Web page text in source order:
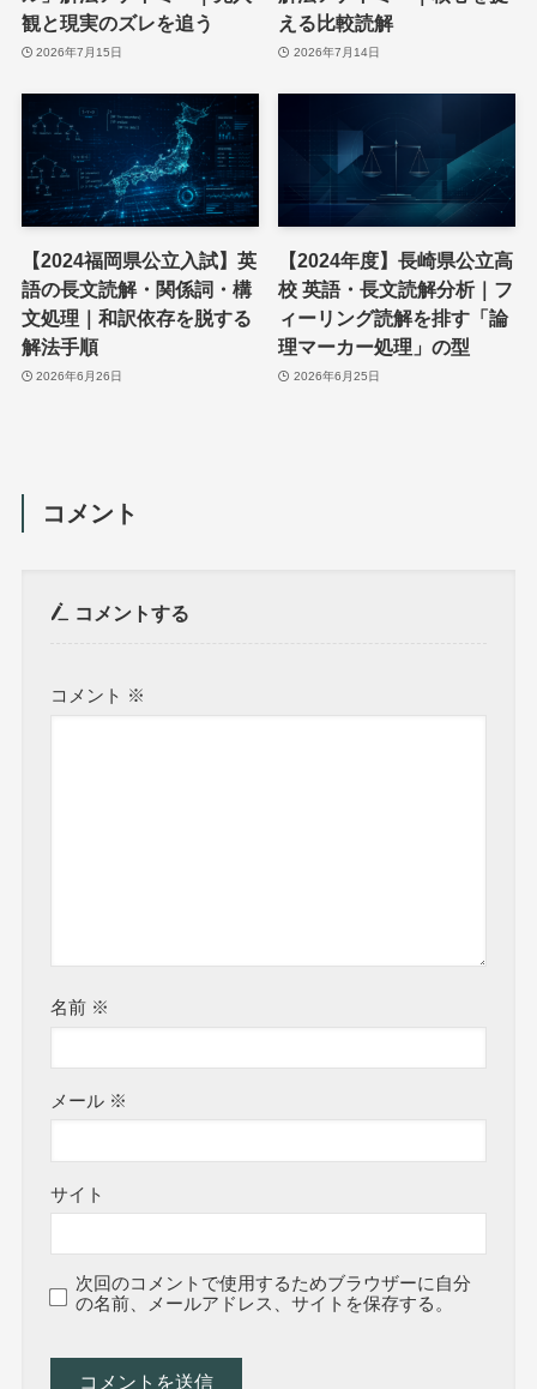
観と現実のズレを追う
2026年7月15日
える比較読解
2026年7月14日
【2024福岡県公立入試】英
語の長文読解・関係詞・構
文処理｜和訳依存を脱する
解法手順
2026年6月26日
【2024年度】長崎県公立高
校 英語・長文読解分析｜フ
ィーリング読解を排す「論
理マーカー処理」の型
2026年6月25日
コメント
コメントする
コメント ※
名前 ※
メール ※
サイト
次回のコメントで使用するためブラウザーに自分
の名前、メールアドレス、サイトを保存する。